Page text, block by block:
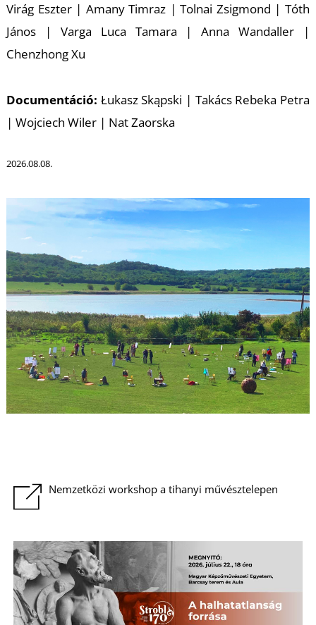
Nemzetközi workshop a tihanyi művésztelepen
Virág Eszter | Amany Timraz | Tolnai Zsigmond | Tóth
János | Varga Luca Tamara | Anna Wandaller |
Chenzhong Xu
Documentáció: Łukasz Skąpski | Takács Rebeka Petra
| Wojciech Wiler | Nat Zaorska
2026.08.08.